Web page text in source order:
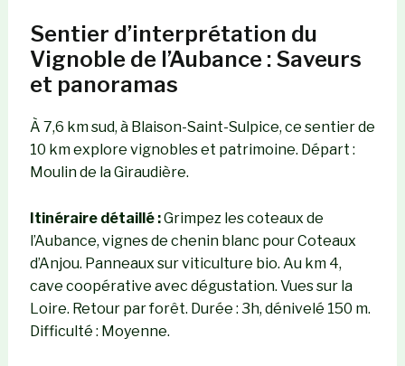
Sentier d’interprétation du
Vignoble de l’Aubance : Saveurs
et panoramas
À 7,6 km sud, à Blaison-Saint-Sulpice, ce sentier de
10 km explore vignobles et patrimoine. Départ :
Moulin de la Giraudière.
Itinéraire détaillé :Grimpez les coteaux de
l’Aubance, vignes de chenin blanc pour Coteaux
d’Anjou. Panneaux sur viticulture bio. Au km 4,
cave coopérative avec dégustation. Vues sur la
Loire. Retour par forêt. Durée : 3h, dénivelé 150 m.
Difficulté : Moyenne.